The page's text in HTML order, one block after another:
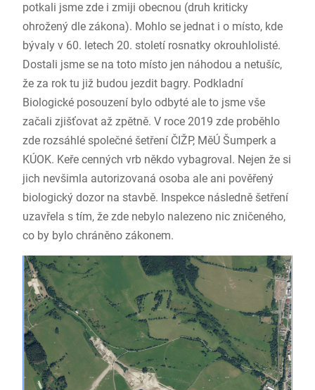
potkali jsme zde i zmiji obecnou (druh kriticky
ohrožený dle zákona). Mohlo se jednat i o místo, kde
bývaly v 60. letech 20. století rosnatky okrouhlolisté.
Dostali jsme se na toto místo jen náhodou a netušíc,
že za rok tu již budou jezdit bagry. Podkladní
Biologické posouzení bylo odbyté ale to jsme vše
začali zjišťovat až zpětně. V roce 2019 zde proběhlo
zde rozsáhlé společné šetření ČIŽP, MěÚ Šumperk a
KÚOK. Keře cenných vrb někdo vybagroval. Nejen že si
jich nevšimla autorizovaná osoba ale ani pověřený
biologický dozor na stavbě. Inspekce následně šetření
uzavřela s tím, že zde nebylo nalezeno nic zničeného,
co by bylo chráněno zákonem.